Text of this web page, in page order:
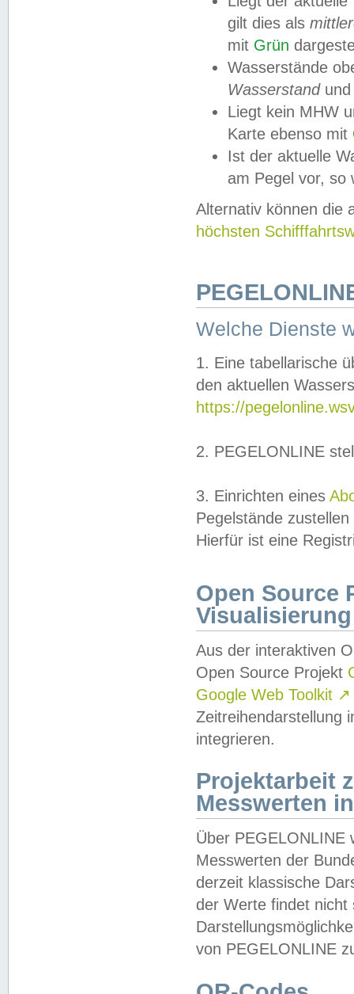
gilt dies als
mit Grün
Wasserstände
Wasserstandund
Liegt kein MHW
Karte ebenso mit
Ist der aktuelle
am Pegel vor,
Alternativ können die
höchsten
Welche Dienste
1. Eine tabellarische
den aktuellen
https://
2. PEGELONLINE
3. Einrichten eines
Pegelstände
Hierfür ist eine
Open Source
Visualisierung
Aus der interaktiven
Open Source Projekt
Google Web Toolkit ↗
Zeitreihendarstellung
integrieren.
Projektarbeit
Messwerten
Über PEGELONLINE
Messwerten der
derzeit klassische
der Werte findet
von PEGELONLINE